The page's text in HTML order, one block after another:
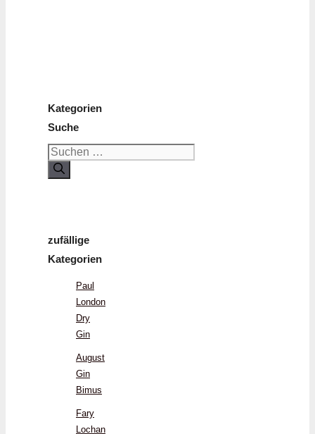
Kategorien
Suche
Suchen
nach:
zufällige
Kategorien
Paul
London
Dry
Gin
August
Gin
Bimus
Fary
Lochan